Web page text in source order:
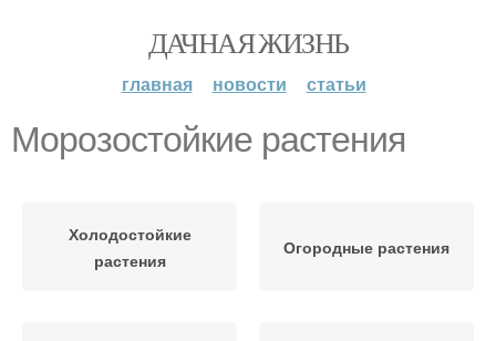
ДАЧНАЯ ЖИЗНЬ
главная новости статьи
Морозостойкие растения
Холодостойкие
растения
Огородные растения